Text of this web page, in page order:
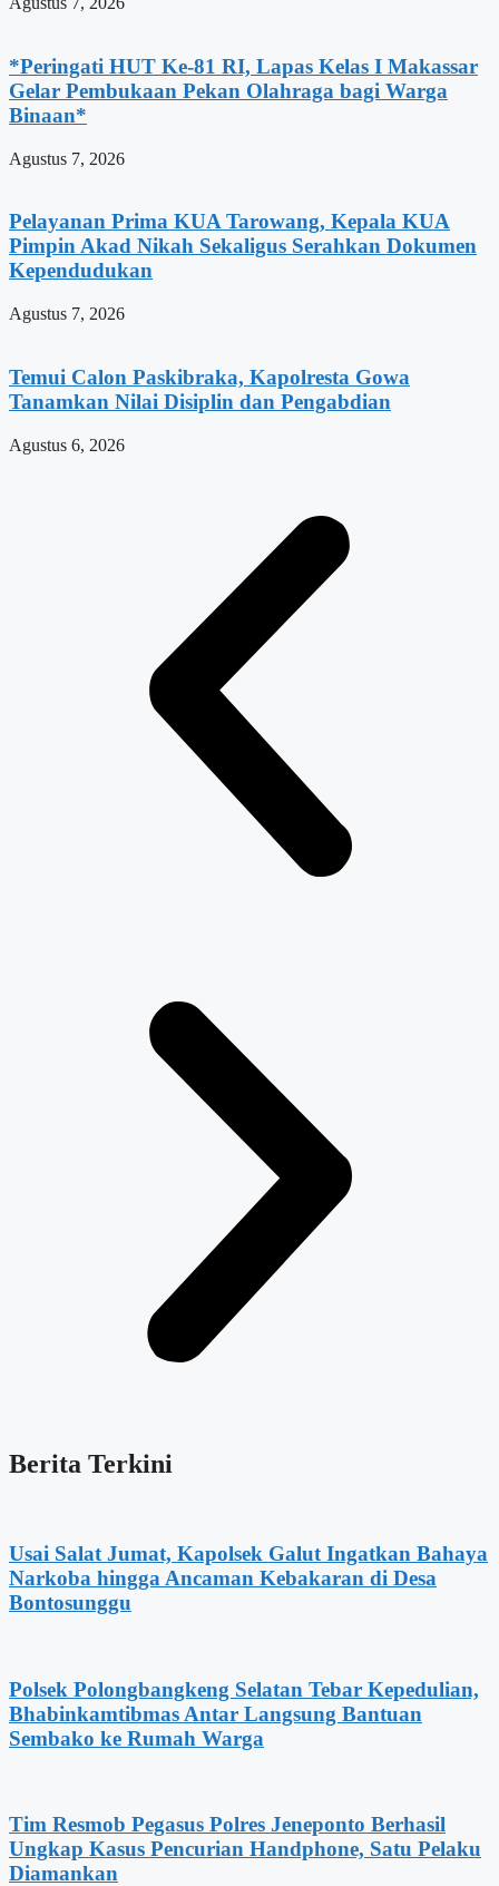
*Peringati HUT Ke-81 RI, Lapas Kelas I Makassar
Gelar Pembukaan Pekan Olahraga bagi Warga
Binaan*
Agustus 7, 2026
Pelayanan Prima KUA Tarowang, Kepala KUA
Pimpin Akad Nikah Sekaligus Serahkan Dokumen
Kependudukan
Agustus 7, 2026
Temui Calon Paskibraka, Kapolresta Gowa
Tanamkan Nilai Disiplin dan Pengabdian
Agustus 6, 2026
Berita Terkini
Usai Salat Jumat, Kapolsek Galut Ingatkan Bahaya
Narkoba hingga Ancaman Kebakaran di Desa
Bontosunggu
Polsek Polongbangkeng Selatan Tebar Kepedulian,
Bhabinkamtibmas Antar Langsung Bantuan
Sembako ke Rumah Warga
Tim Resmob Pegasus Polres Jeneponto Berhasil
Ungkap Kasus Pencurian Handphone, Satu Pelaku
Diamankan